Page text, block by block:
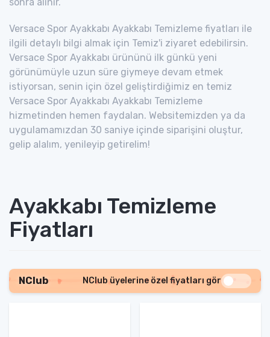
Versace Spor Ayakkabı Ayakkabı Temizleme fiyatları ile
ilgili detaylı bilgi almak için Temiz'i ziyaret edebilirsin.
Versace Spor Ayakkabı ürününü ilk günkü yeni
görünümüyle uzun süre giymeye devam etmek
istiyorsan, senin için özel geliştirdiğimiz en temiz
Versace Spor Ayakkabı Ayakkabı Temizleme
hizmetinden hemen faydalan. Websitemizden ya da
uygulamamızdan 30 saniye içinde siparişini oluştur,
gelip alalım, yenileyip getirelim!
Ayakkabı Temizleme
Fiyatları
NClub NClub üyelerine özel fiyatları gör